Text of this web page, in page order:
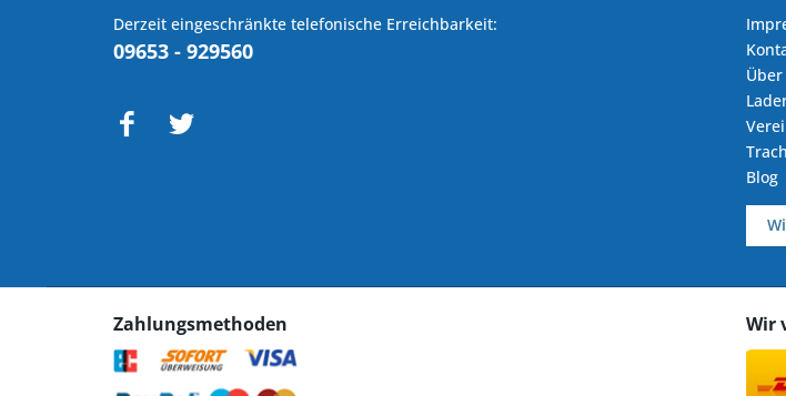
Derzeit eingeschränkte telefonische Erreichbarkeit:
09653 - 929560
Blog
Zahlungsmethoden Wir